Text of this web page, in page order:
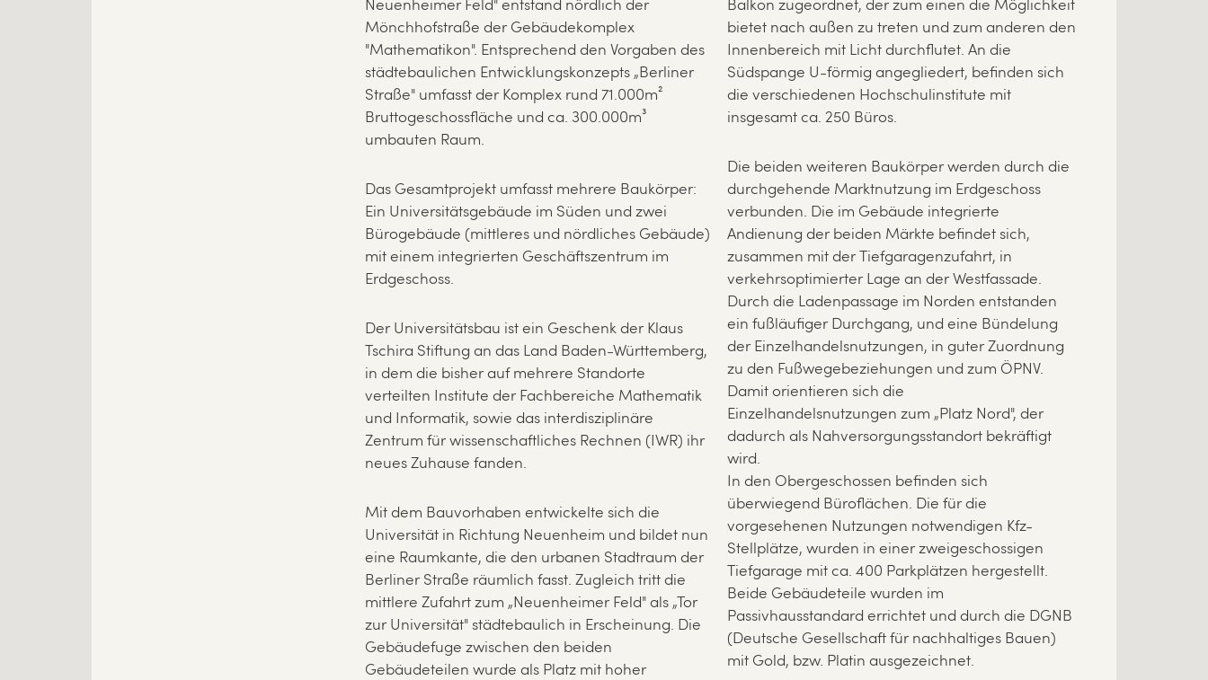
Neuenheimer Feld" entstand nördlich der
Mönchhofstraße der Gebäudekomplex
"Mathematikon". Entsprechend den Vorgaben des
städtebaulichen Entwicklungskonzepts „Berliner
Straße" umfasst der Komplex rund 71.000m²
Bruttogeschossfläche und ca. 300.000m³
umbauten Raum.
Das Gesamtprojekt umfasst mehrere Baukörper:
Ein Universitätsgebäude im Süden und zwei
Bürogebäude (mittleres und nördliches Gebäude)
mit einem integrierten Geschäftszentrum im
Erdgeschoss.
Der Universitätsbau ist ein Geschenk der Klaus
Tschira Stiftung an das Land Baden-Württemberg,
in dem die bisher auf mehrere Standorte
verteilten Institute der Fachbereiche Mathematik
und Informatik, sowie das interdisziplinäre
Zentrum für wissenschaftliches Rechnen (IWR) ihr
neues Zuhause fanden.
Mit dem Bauvorhaben entwickelte sich die
Universität in Richtung Neuenheim und bildet nun
eine Raumkante, die den urbanen Stadtraum der
Berliner Straße räumlich fasst. Zugleich tritt die
mittlere Zufahrt zum „Neuenheimer Feld" als „Tor
zur Universität" städtebaulich in Erscheinung. Die
Gebäudefuge zwischen den beiden
Gebäudeteilen wurde als Platz mit hoher
Balkon zugeordnet, der zum einen die Möglichkeit
bietet nach außen zu treten und zum anderen den
Innenbereich mit Licht durchflutet. An die
Südspange U-förmig angegliedert, befinden sich
die verschiedenen Hochschulinstitute mit
insgesamt ca. 250 Büros.
Die beiden weiteren Baukörper werden durch die
durchgehende Marktnutzung im Erdgeschoss
verbunden. Die im Gebäude integrierte
Andienung der beiden Märkte befindet sich,
zusammen mit der Tiefgaragenzufahrt, in
verkehrsoptimierter Lage an der Westfassade.
Durch die Ladenpassage im Norden entstanden
ein fußläufiger Durchgang, und eine Bündelung
der Einzelhandelsnutzungen, in guter Zuordnung
zu den Fußwegebeziehungen und zum ÖPNV.
Damit orientieren sich die
Einzelhandelsnutzungen zum „Platz Nord", der
dadurch als Nahversorgungsstandort bekräftigt
wird.
In den Obergeschossen befinden sich
überwiegend Büroflächen. Die für die
vorgesehenen Nutzungen notwendigen Kfz-
Stellplätze, wurden in einer zweigeschossigen
Tiefgarage mit ca. 400 Parkplätzen hergestellt.
Beide Gebäudeteile wurden im
Passivhausstandard errichtet und durch die DGNB
(Deutsche Gesellschaft für nachhaltiges Bauen)
mit Gold, bzw. Platin ausgezeichnet.